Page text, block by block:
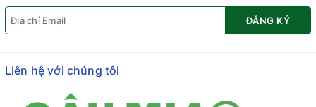
ĐĂNG KÝ
Liên hệ với chúng tôi